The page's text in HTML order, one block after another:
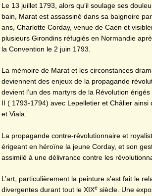
Le 13 juillet 1793, alors qu’il soulage ses
bain, Marat est assassiné dans sa baignoire
ans, Charlotte Corday, venue de Caen et
plusieurs Girondins réfugiés en Normandie
la Convention le 2 juin 1793.
La mémoire de Marat et les circonstances
deviennent des enjeux de la propagande
devient l’un des martyrs de la Révolution érigés
II ( 1793-1794) avec Lepelletier et Châlier ainsi
et Viala.
La propagande contre-révolutionnaire et
érigeant en héroïne la jeune Corday, et son
assimilé à une délivrance contre les
L’art, particulièrement la peinture s’est fait le
divergentes durant tout le XIXe siècle. Une